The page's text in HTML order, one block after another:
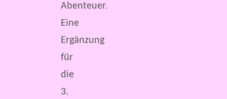
Abenteuer.
Eine
Ergänzung
für
die
3.